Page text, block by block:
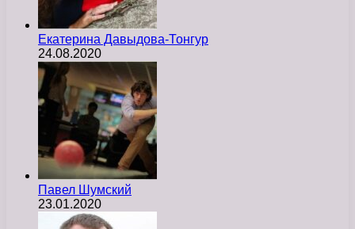
Екатерина Давыдова-Тонгур
24.08.2020
Павел Шумский
23.01.2020